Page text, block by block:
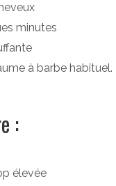
minutes
à barbe
:
élevée